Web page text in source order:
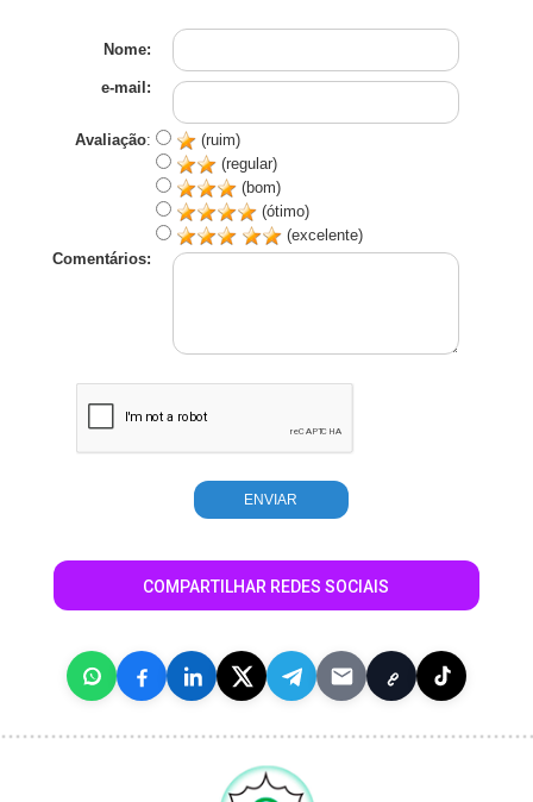
Nome:
e-mail:
Avaliação:
(ruim)
(regular)
(bom)
(ótimo)
(excelente)
Comentários:
COMPARTILHAR REDES SOCIAIS